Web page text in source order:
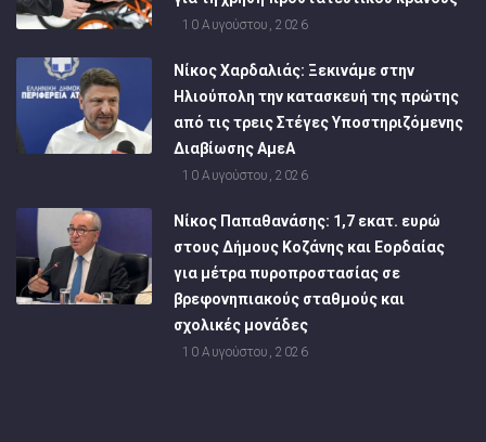
10 Αυγούστου, 2026
Νίκος Χαρδαλιάς: Ξεκινάμε στην
Ηλιούπολη την κατασκευή της πρώτης
από τις τρεις Στέγες Υποστηριζόμενης
Διαβίωσης ΑμεΑ
10 Αυγούστου, 2026
Νίκος Παπαθανάσης: 1,7 εκατ. ευρώ
στους Δήμους Κοζάνης και Εορδαίας
για μέτρα πυροπροστασίας σε
βρεφονηπιακούς σταθμούς και
σχολικές μονάδες
10 Αυγούστου, 2026